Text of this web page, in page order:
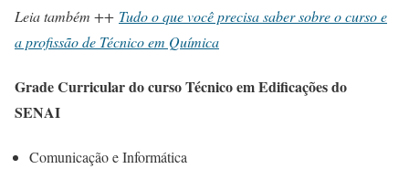
Leia também ++ Tudo o que você precisa saber sobre o curso e
a profissão de Técnico em Química
Grade Curricular do curso Técnico em Edificações do
SENAI
Comunicação e Informática